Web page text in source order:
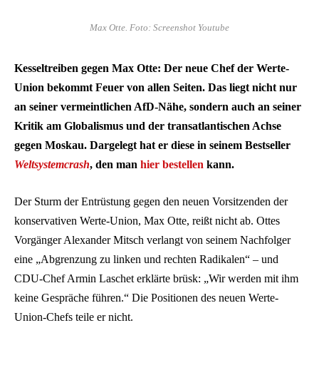
Max Otte. Foto: Screenshot Youtube
Kesseltreiben gegen Max Otte: Der neue Chef der Werte-
Union bekommt Feuer von allen Seiten. Das liegt nicht nur
an seiner vermeintlichen AfD-Nähe, sondern auch an seiner
Kritik am Globalismus und der transatlantischen Achse
gegen Moskau. Dargelegt hat er diese in seinem Bestseller
Weltsystemcrash, den man hier bestellen kann.
Der Sturm der Entrüstung gegen den neuen Vorsitzenden der
konservativen Werte-Union, Max Otte, reißt nicht ab. Ottes
Vorgänger Alexander Mitsch verlangt von seinem Nachfolger
eine „Abgrenzung zu linken und rechten Radikalen“ – und
CDU-Chef Armin Laschet erklärte brüsk: „Wir werden mit ihm
keine Gespräche führen.“ Die Positionen des neuen Werte-
Union-Chefs teile er nicht.